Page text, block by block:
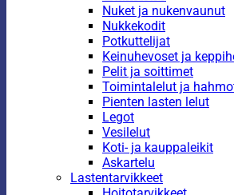
Nuket ja nukenvaunut
Nukkekodit
Potkuttelijat
Keinuhevoset ja
Pelit ja soittimet
Toimintalelut ja
Pienten lasten lelut
Legot
Vesilelut
Koti- ja kauppaleikit
Askartelu
Lastentarvikkeet